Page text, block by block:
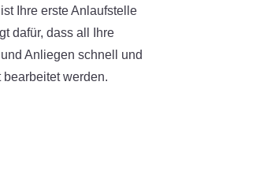
Ihre erste Anlaufstelle
dafür, dass all Ihre
Anliegen schnell und
bearbeitet werden.